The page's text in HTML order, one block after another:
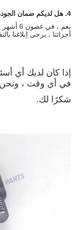
4. هل لديكم ضمان الجودة للمنتجات؟
نعم ،
أجزائنا ، يرجى إبلاغنا
إذا كان لديك أي
في أي وقت ، ونحن
شكرًا لك.